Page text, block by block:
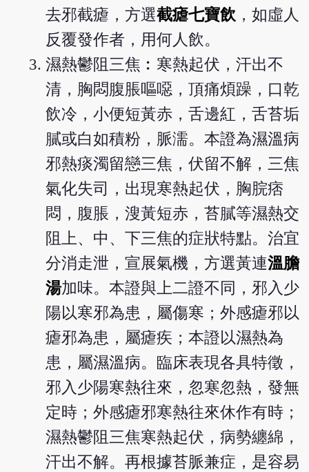
去邪截瘧，方選截瘧七寶飲 ，如虛人
反覆發作者，用何人飲。
濕熱鬱阻三焦︰寒熱起伏，汗出不
清，胸悶腹脹嘔噁，頂痛煩躁，口乾
飲冷，小便短黃赤，舌邊紅，舌苔垢
膩或白如積粉，脈濡。本證為濕溫病
邪熱痰濁留戀三焦，伏留不解，三焦
氣化失司，出現寒熱起伏，胸脘痞
悶，腹脹，溲黃短赤，苔膩等濕熱交
阻上、中、下三焦的症狀特點。治宜
分消走泄，宣展氣機，方選黃連溫膽
湯加味。本證與上二證不同，邪入少
陽以寒邪為患，屬傷寒；外感瘧邪以
瘧邪為患，屬瘧疾；本證以濕熱為
患，屬濕溫病。臨床表現各具特徵，
邪入少陽寒熱往來，忽寒忽熱，發無
定時；外感瘧邪寒熱往來休作有時；
濕熱鬱阻三焦寒熱起伏，病勢纏綿，
汗出不解。再根據苔脈兼症，是容易